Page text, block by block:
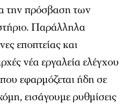
την πρόσβαση των
Παράλληλα
εποπτείας και
νέα εργαλεία ελέγχου
εφαρμόζεται ήδη σε
εισάγουμε ρυθμίσεις